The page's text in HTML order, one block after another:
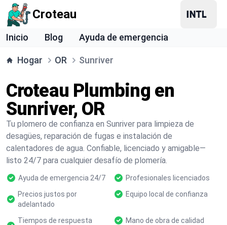
Croteau
Inicio Blog Ayuda de emergencia
Hogar OR Sunriver
Croteau Plumbing en
Sunriver, OR
Tu plomero de confianza en Sunriver para limpieza de
desagües, reparación de fugas e instalación de
calentadores de agua. Confiable, licenciado y amigable—
listo 24/7 para cualquier desafío de plomería.
Ayuda de emergencia 24/7
Profesionales licenciados
Precios justos por
adelantado
Equipo local de confianza
Tiempos de respuesta
Mano de obra de calidad